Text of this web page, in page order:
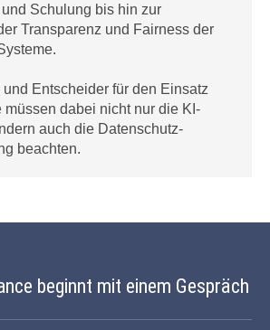
Schulung bis hin zur
Transparenz und Fairness der
Entscheider für den Einsatz
müssen dabei nicht nur die KI-
auch die Datenschutz-
beachten.
beginnt mit einem Gespräch